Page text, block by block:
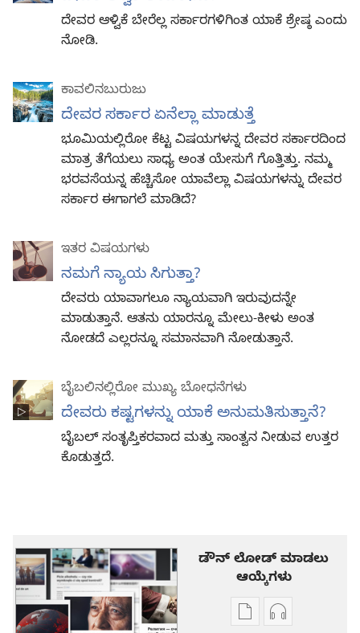
ದೇವರ ಆಳ್ವಿಕೆ ಬೇರೆಲ್ಲ ಸರ್ಕಾರಗಳಿಗಿಂತ ಯಾಕೆ ಶ್ರೇಷ್ಠ ಎಂದು
ನೋಡಿ.
ಕಾವಲಿನಬುರುಜು
ದೇವರ ಸರ್ಕಾರ ಏನೆಲ್ಲಾ ಮಾಡುತ್ತೆ
ಭೂಮಿಯಲ್ಲಿರೋ ಕೆಟ್ಟ ವಿಷಯಗಳನ್ನ ದೇವರ ಸರ್ಕಾರದಿಂದ
ಮಾತ್ರ ತೆಗೆಯಲು ಸಾಧ್ಯ ಅಂತ ಯೇಸುಗೆ ಗೊತ್ತಿತ್ತು. ನಮ್ಮ
ಭರವಸೆಯನ್ನ ಹೆಚ್ಚಿಸೋ ಯಾವೆಲ್ಲಾ ವಿಷಯಗಳನ್ನು ದೇವರ
ಸರ್ಕಾರ ಈಗಾಗಲೆ ಮಾಡಿದೆ?
ಇತರ ವಿಷಯಗಳು
ನಮಗೆ ನ್ಯಾಯ ಸಿಗುತ್ತಾ?
ದೇವರು ಯಾವಾಗಲೂ ನ್ಯಾಯವಾಗಿ ಇರುವುದನ್ನೇ
ಮಾಡುತ್ತಾನೆ. ಆತನು ಯಾರನ್ನೂ ಮೇಲು-ಕೀಳು ಅಂತ
ನೋಡದೆ ಎಲ್ಲರನ್ನೂ ಸಮಾನವಾಗಿ ನೋಡುತ್ತಾನೆ.
ಬೈಬಲಿನಲ್ಲಿರೋ ಮುಖ್ಯ ಬೋಧನೆಗಳು
ದೇವರು ಕಷ್ಟಗಳನ್ನು ಯಾಕೆ ಅನುಮತಿಸುತ್ತಾನೆ?
ಬೈಬಲ್‌ ಸಂತೃಪ್ತಿಕರವಾದ ಮತ್ತು ಸಾಂತ್ವನ ನೀಡುವ ಉತ್ತರ
ಕೊಡುತ್ತದೆ.
ಡೌನ್ ಲೋಡ್ ಮಾಡಲು
ಆಯ್ಕೆಗಳು
ಪ್ರಕಾಶನಆಡಿಯೋ